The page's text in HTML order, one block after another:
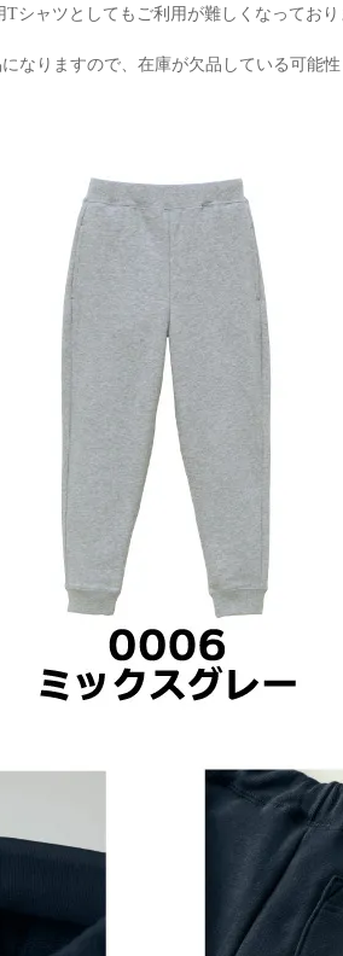
シャツとしてもご利用が難しくなっており
なりますので、在庫が欠品している可能